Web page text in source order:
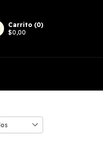
Carrito (0)
$0,00